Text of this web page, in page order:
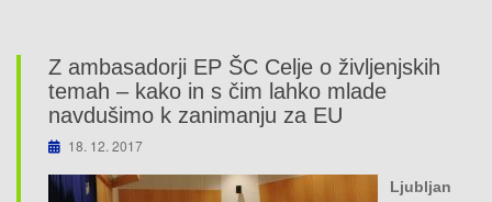
l
i
Z ambasadorji EP ŠC Celje o življenjskih
temah – kako in s čim lahko mlade
navdušimo k zanimanju za EU
18. 12. 2017
Ljubljan